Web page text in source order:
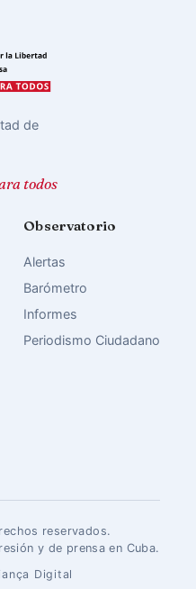
de
todos
Observatorio
Alertas
Barómetro
Informes
Periodismo Ciudadano
reservados.
y de prensa en Cuba.
Digital